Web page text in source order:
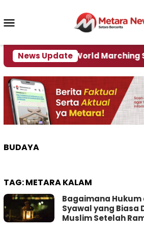
konten
News Update
Rumah World Marching
BUDAYA
TAG:METARA KALAM
Bagaimana
Syawal yang Biasa
Muslim Setelah